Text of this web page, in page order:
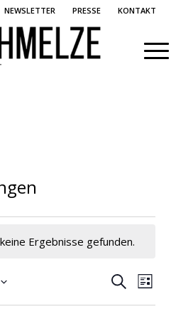
NEWSLETTER PRESSE KONTAKT
Ergebnisse gefunden.
Suche
SucheListe